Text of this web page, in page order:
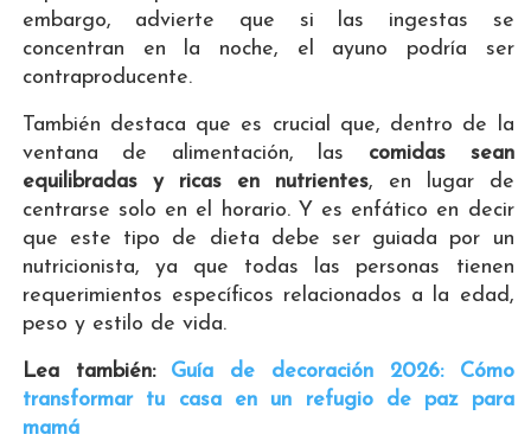
embargo, advierte que si las ingestas se
concentran en la noche, el ayuno podría ser
contraproducente.
También destaca que es crucial que, dentro de la
ventana de alimentación, las comidas sean
equilibradas y ricas en nutrientes, en lugar de
centrarse solo en el horario. Y es enfático en decir
que este tipo de dieta debe ser guiada por un
nutricionista, ya que todas las personas tienen
requerimientos específicos relacionados a la edad,
peso y estilo de vida.
Lea también:
Guía de decoración 2026: Cómo
transformar tu casa en un refugio de paz para
mamá